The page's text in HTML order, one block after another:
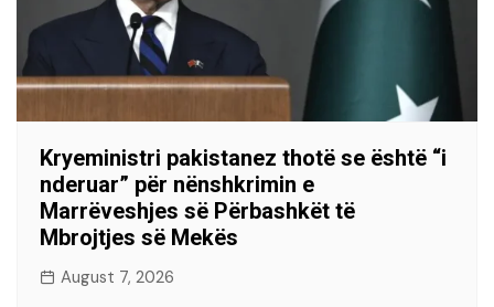
Kryeministri pakistanez thotë se është “i
nderuar” për nënshkrimin e
Marrëveshjes së Përbashkët të
Mbrojtjes së Mekës
August 7, 2026